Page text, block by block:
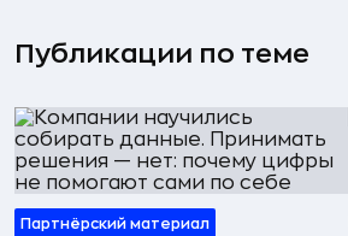
Публикации по теме
Партнёрский материал